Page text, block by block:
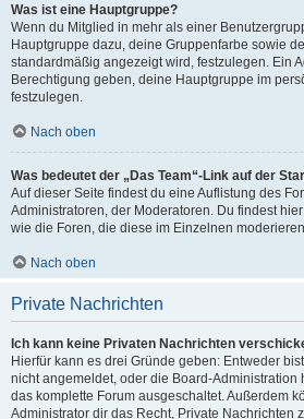
Was ist eine Hauptgruppe?
Wenn du Mitglied in mehr als einer
Hauptgruppe dazu, deine Gruppenfarbe sowie
standardmäßig angezeigt wird, festzulegen. Ein
Berechtigung geben, deine Hauptgruppe im
festzulegen.
Nach oben
Was bedeutet der „Das Team“-Link auf der
Auf dieser Seite findest du eine Auflistung des
Administratoren, der Moderatoren. Du findest
wie die Foren, die diese im Einzelnen
Nach oben
Private Nachrichten
Ich kann keine Privaten Nachrichten
Hierfür kann es drei Gründe geben: Entweder
nicht angemeldet, oder die Board-Administration
das komplette Forum ausgeschaltet. Außerdem
Administrator dir das Recht, Private Nachrichten